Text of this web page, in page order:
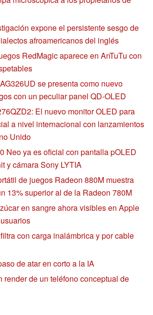
expone el persistente sesgo de
afroamericanos del inglés
RedMagic aparece en AnTuTu con
se presenta como nuevo
con un peculiar panel QD-OLED
El nuevo monitor OLED para
a nivel internacional con lanzamientos
Unido
Neo ya es oficial con pantalla pOLED
y cámara Sony LYTIA
de juegos Radeon 880M muestra
13% superior al de la Radeon 780M
en sangre ahora visibles en Apple
con carga inalámbrica y por cable
de atar en corto a la IA
render de un teléfono conceptual de